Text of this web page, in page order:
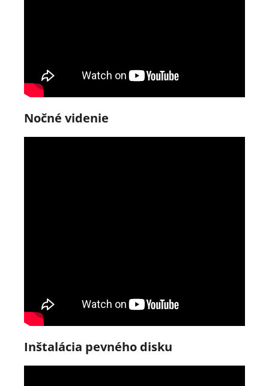
Nočné videnie
Inštalácia pevného disku